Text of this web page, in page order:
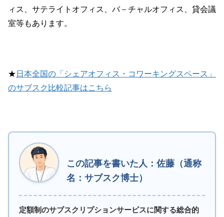
ィス、サテライトオフィス、バ－チャルオフィス、貸会議
室等もあります。
★ 日本全国の「シェアオフィス・コワーキングスペース」
のサブスク比較記事はこちら
この記事を書いた人：佐藤（通称
名：サブスク博士）
定額制のサブスクリプションサービスに関する総合的